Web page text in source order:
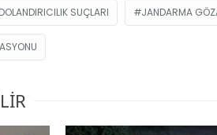
DOLANDIRICILIK SUÇLARI JANDARMA